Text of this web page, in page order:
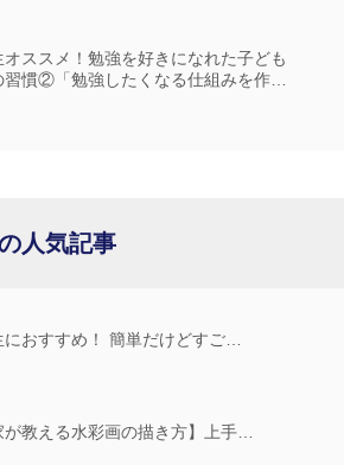
オススメ！勉強を好きになれた子ども
習慣②「勉強したくなる仕組みを作
人気記事
におすすめ！ 簡単だけどすご…
が教える水彩画の描き方】上手…